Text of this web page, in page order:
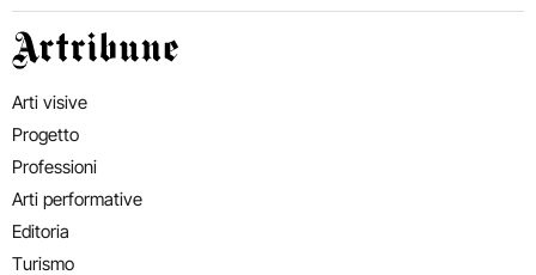
Artribune
Arti visive
Progetto
Professioni
Arti performative
Editoria
Turismo